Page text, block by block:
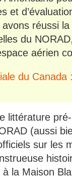
et
réussi la
du
aérien
du Canada
littérature
(aussi
sur les
la Maison